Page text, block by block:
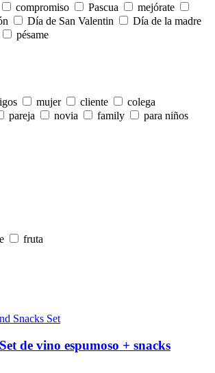
compromiso Pascua
mejórate
Día de San Valentin
Día de la madre
pésame
mujer cliente
colega
pareja novia family
para niños
fruta
de vino espumoso + snacks